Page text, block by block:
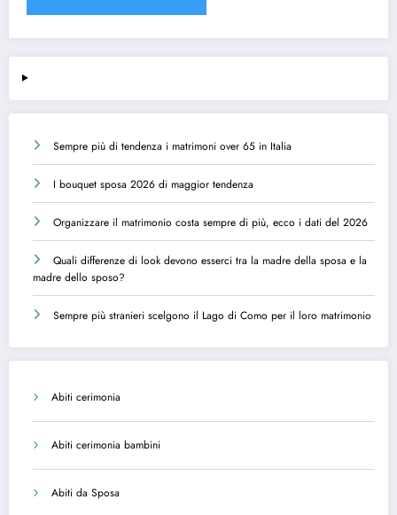
Sempre più di tendenza i matrimoni over 65 in Italia
I bouquet sposa 2026 di maggior tendenza
Organizzare il matrimonio costa sempre di più, ecco i dati del 2026
Quali differenze di look devono esserci tra la madre della sposa e la
madre dello sposo?
Sempre più stranieri scelgono il Lago di Como per il loro matrimonio
Abiti cerimonia
Abiti cerimonia bambini
Abiti da Sposa